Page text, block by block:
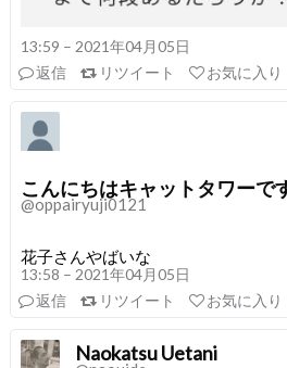
13:59 – 2021年04月05日
返信
リツイート お気に入り
こんにちはキャットタワー
@oppairyuji0121
花子さんやばいな
13:58 – 2021年04月05日
返信
リツイート お気に入り
Naokatsu Uetani